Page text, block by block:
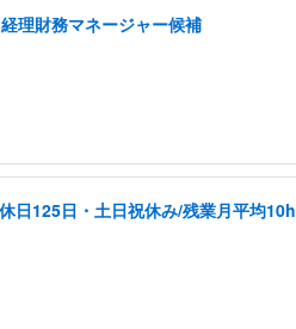
理財務マネージャー候補
日125日・土日祝休み/残業月平均10h